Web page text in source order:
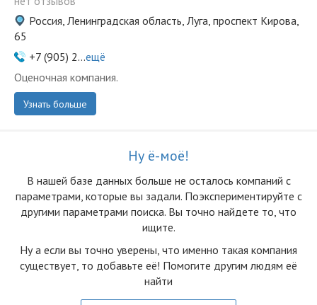
Россия, Ленинградская область, Луга, проспект Кирова,
65
+7 (905) 2...ещё
Оценочная компания.
Узнать больше
Ну ё-моё!
В нашей базе данных больше не осталоcь компаний с
параметрами, которые вы задали. Поэкспериментируйте с
другими параметрами поиска. Вы точно найдете то, что
ищите.
Ну а если вы точно уверены, что именно такая компания
существует, то добавьте её! Помогите другим людям её
найти